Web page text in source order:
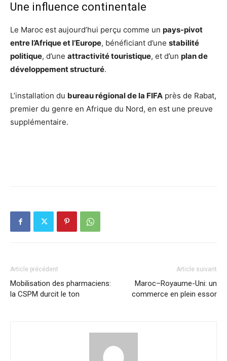
Une influence continentale
Le Maroc est aujourd’hui perçu comme un pays-pivot
entre l’Afrique et l’Europe, bénéficiant d’une stabilité
politique, d’une attractivité touristique, et d’un plan de
développement structuré.
L’installation du bureau régional de la FIFA près de Rabat,
premier du genre en Afrique du Nord, en est une preuve
supplémentaire.
Article précédent
Mobilisation des pharmaciens:
la CSPM durcit le ton
Article suivant
Maroc–Royaume-Uni: un
commerce en plein essor